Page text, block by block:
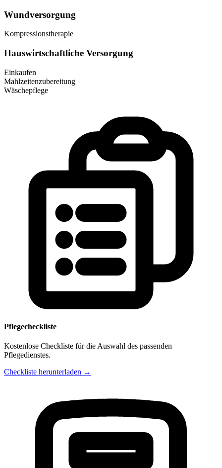
Wundversorgung
Kompressionstherapie
Hauswirtschaftliche Versorgung
Einkaufen
Mahlzeitenzubereitung
Wäschepflege
Pflegecheckliste
Kostenlose Checkliste für die Auswahl des passenden
Pflegedienstes.
Checkliste herunterladen →